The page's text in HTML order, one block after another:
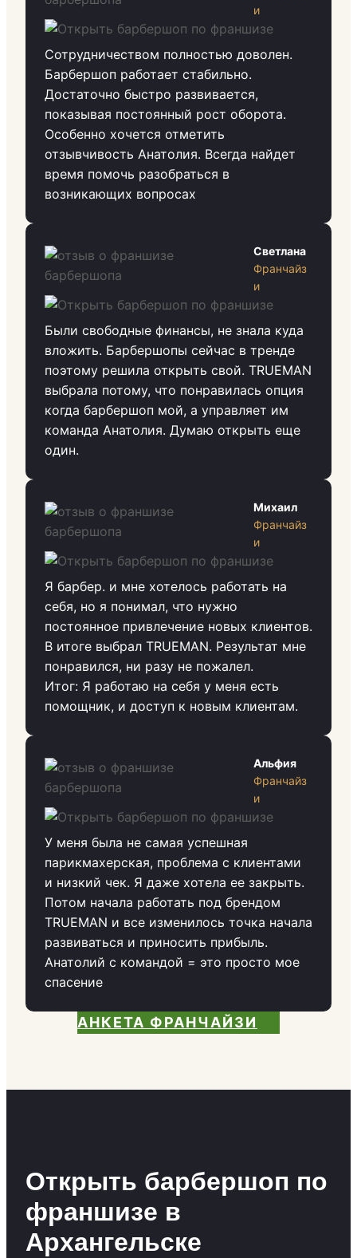
и
Сотрудничеством полностью доволен.
Барбершоп работает стабильно.
Достаточно быстро развивается,
показывая постоянный рост оборота.
Особенно хочется отметить
отзывчивость Анатолия. Всегда найдет
время помочь разобраться в
возникающих вопросах
Светлана
Франчайз
и
Были свободные финансы, не знала куда
вложить. Барбершопы сейчас в тренде
поэтому решила открыть свой. TRUEMAN
выбрала потому, что понравилась опция
когда барбершоп мой, а управляет им
команда Анатолия. Думаю открыть еще
один.
Михаил
Франчайз
и
Я барбер. и мне хотелось работать на
себя, но я понимал, что нужно
постоянное привлечение новых клиентов.
В итоге выбрал TRUEMAN. Результат мне
понравился, ни разу не пожалел.
Итог: Я работаю на себя у меня есть
помощник, и доступ к новым клиентам.
Альфия
Франчайз
и
У меня была не самая успешная
парикмахерская, проблема с клиентами
и низкий чек. Я даже хотела ее закрыть.
Потом начала работать под брендом
TRUEMAN и все изменилось точка начала
развиваться и приносить прибыль.
Анатолий с командой = это просто мое
спасение
АНКЕТА ФРАНЧАЙЗИ
Открыть барбершоп по
франшизе в
Архангельске